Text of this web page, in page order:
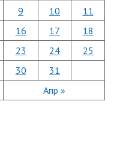
Апр »
9 10
11
16 17
18
23 24
25
30 31